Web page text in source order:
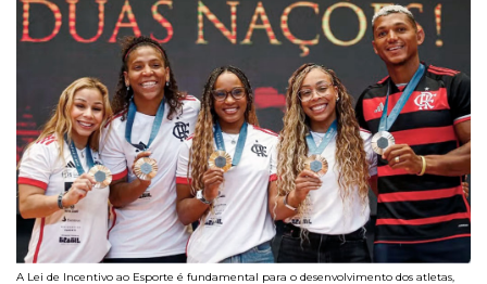
A Lei de Incentivo ao Esporte é fundamental para o desenvolvimento dos atletas,